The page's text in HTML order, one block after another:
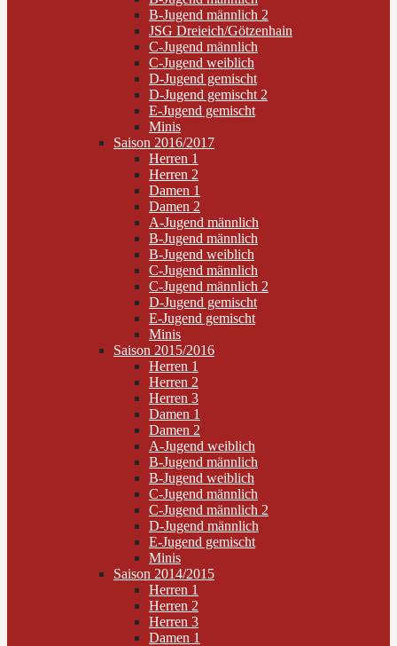
B-Jugend männlich 2
JSG Dreieich/Götzenhain
C-Jugend männlich
C-Jugend weiblich
D-Jugend gemischt
D-Jugend gemischt 2
E-Jugend gemischt
Minis
Saison 2016/2017
Herren 1
Herren 2
Damen 1
Damen 2
A-Jugend männlich
B-Jugend männlich
B-Jugend weiblich
C-Jugend männlich
C-Jugend männlich 2
D-Jugend gemischt
E-Jugend gemischt
Minis
Saison 2015/2016
Herren 1
Herren 2
Herren 3
Damen 1
Damen 2
A-Jugend weiblich
B-Jugend männlich
B-Jugend weiblich
C-Jugend männlich
C-Jugend männlich 2
D-Jugend männlich
E-Jugend gemischt
Minis
Saison 2014/2015
Herren 1
Herren 2
Herren 3
Damen 1